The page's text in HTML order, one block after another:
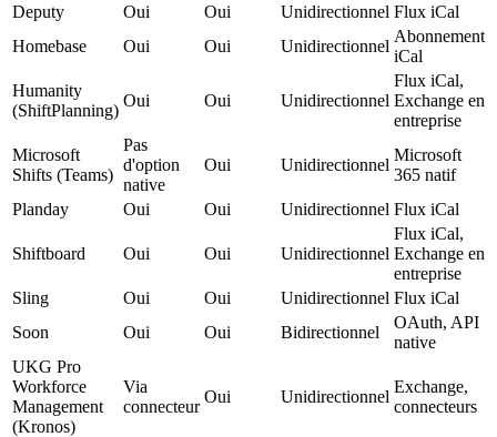
Deputy
Oui Oui Unidirectionnel Flux iCal
Homebase
Oui Oui Unidirectionnel
Abonnement
iCal
Humanity
(ShiftPlanning)
Oui Oui Unidirectionnel
Flux iCal,
Exchange en
entreprise
Microsoft
Shifts (Teams)
Pas
d'option
native
Oui Unidirectionnel
Microsoft
365 natif
Planday
Oui Oui Unidirectionnel Flux iCal
Shiftboard Oui Oui Unidirectionnel
Flux iCal,
Exchange en
entreprise
Sling
Oui Oui Unidirectionnel Flux iCal
Soon
Oui Oui Bidirectionnel
OAuth, API
native
UKG Pro
Workforce
Management
(Kronos)
Via
connecteur
Oui Unidirectionnel
Exchange,
connecteurs